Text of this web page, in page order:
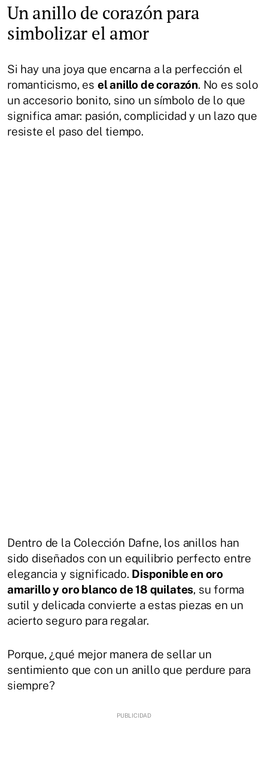
Un anillo de corazón para
simbolizar el amor
Si hay una joya que encarna a la perfección el
romanticismo, es el anillo de corazón. No es solo
un accesorio bonito, sino un símbolo de lo que
significa amar: pasión, complicidad y un lazo que
resiste el paso del tiempo.
Dentro de la Colección Dafne, los anillos han
sido diseñados con un equilibrio perfecto entre
elegancia y significado. Disponible en oro
amarillo y oro blanco de 18 quilates, su forma
sutil y delicada convierte a estas piezas en un
acierto seguro para regalar.
Porque, ¿qué mejor manera de sellar un
sentimiento que con un anillo que perdure para
siempre?